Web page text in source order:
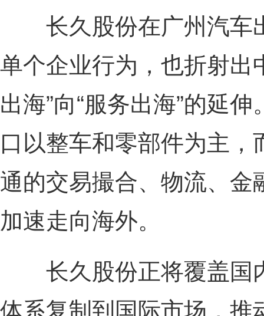
长久股份在广州汽车
单个企业行为，也折射出
出海”向“服务出海”的延
口以整车和零部件为主
通的交易撮合、物流、金
加速走向海外。
长久股份正将覆盖国
体系复制到国际市场，推